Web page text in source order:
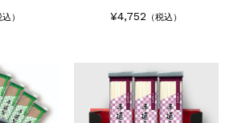
） ¥4,752 （税込）